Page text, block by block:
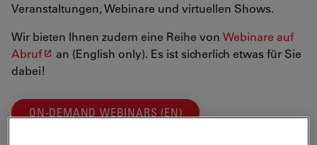
Veranstaltungen, Webinare und virtuellen Shows.
Wir bieten Ihnen zudem eine Reihe von Webinare auf
Abruf
an (English only). Es ist sicherlich etwas für Sie
dabei!
ON-DEMAND WEBINARS (EN)